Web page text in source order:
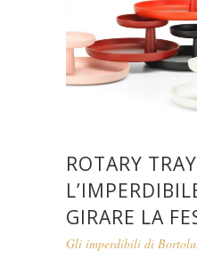
ROTARY
GIRARE LA
Gli imperdibili di